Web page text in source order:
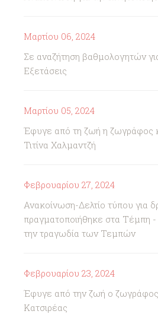
Μαρτίου 06, 2024
Σε αναζήτηση βαθμολογητών
Εξετάσεις
Μαρτίου 05, 2024
Έφυγε από τη ζωή η ζωγράφος
Τιτίνα Χαλμαντζή
Φεβρουαρίου 27, 2024
Ανακοίνωση-Δελτίο τύπου για
πραγματοποιήθηκε στα Τέμπη
την τραγωδία των Τεμπών
Φεβρουαρίου 23, 2024
Έφυγε από την ζωή ο ζωγράφος
Κατσιρέας